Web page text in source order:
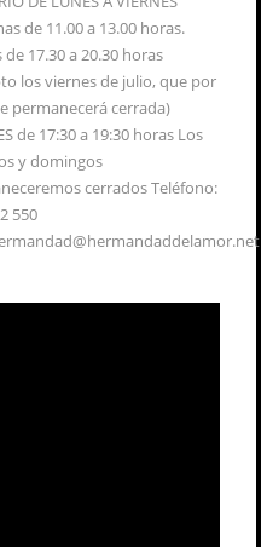
de 11.00 a 13.00 horas.
de 17.30 a 20.30 horas
los viernes de julio, que por
permanecerá cerrada)
de 17:30 a 19:30 horas Los
y domingos
cerrados Teléfono:
550